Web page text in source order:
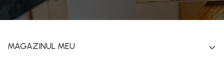
MAGAZINUL MEU